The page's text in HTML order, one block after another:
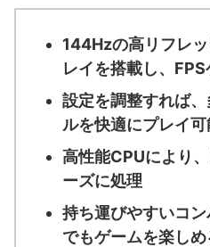
144Hzの高リフレ
レイを搭載し、
設定を調整すれば
ルを快適にプレイ可
高性能CPUにより
ーズに処理
持ち運びやすいコ
でもゲームを楽しめ